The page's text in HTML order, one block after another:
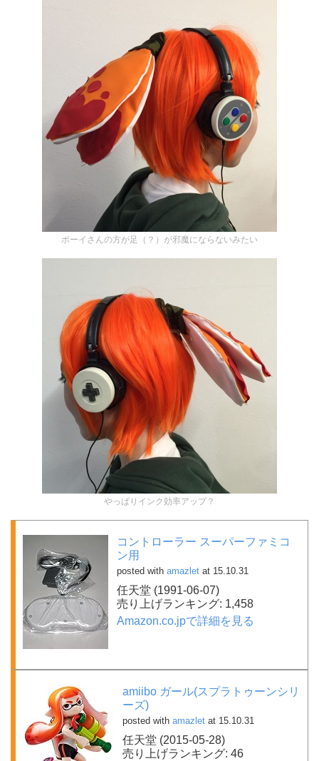
ボーイさんの方が足（？）が邪魔にならないみたい
やっぱりインク効率アップ？
コントローラー スーパーファミコ
ン用
posted with amazlet at 15.10.31
任天堂 (1991-06-07)
売り上げランキング: 1,458
Amazon.co.jpで詳細を見る
amiibo ガール(スプラトゥーンシリ
ーズ)
posted with amazlet at 15.10.31
任天堂 (2015-05-28)
売り上げランキング: 46